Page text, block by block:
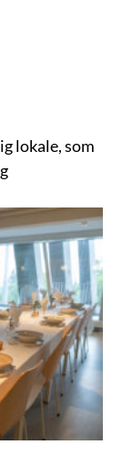
lokale, som